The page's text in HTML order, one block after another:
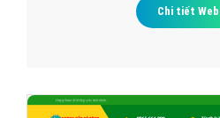
Chi tiết